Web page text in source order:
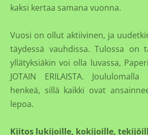
kaksi kertaa samana vuonna.
Vuosi on ollut aktiivinen, ja
täydessä vauhdissa. Tulossa on
yllätyksiäkin voi olla luvassa,
JOTAIN ERILAISTA.
henkeä, sillä kaikki ovat
lepoa.
Kiitos lukijoille, kokijoille,